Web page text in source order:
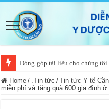
Đóng góp tài liệu cho chúng tôi
Bổ nhiệm Giám đốc Bệnh viện
Home / .Tin tức / Tin tức Y tế
miễn phí và tặng quà 600 gia đình